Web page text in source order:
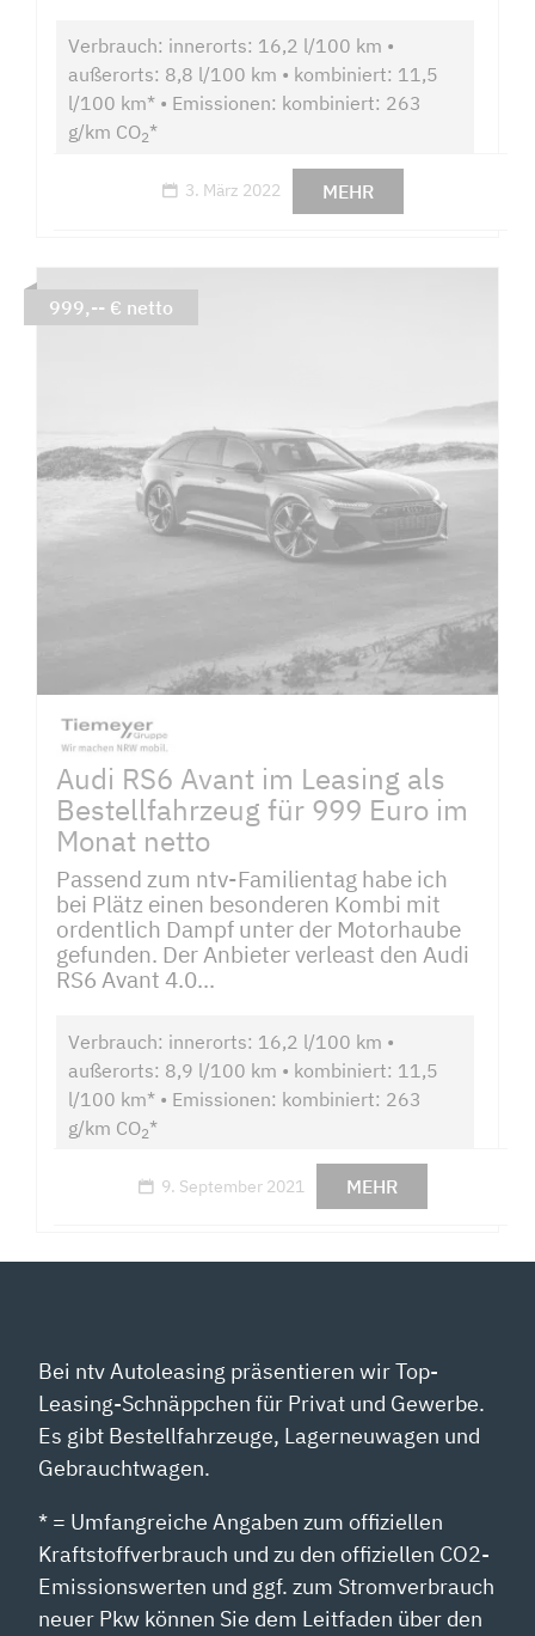
Verbrauch: innerorts: 16,2 l/100 km •
außerorts: 8,8 l/100 km • kombiniert: 11,5
l/100 km* • Emissionen: kombiniert: 263
g/km CO2*
3. März 2022 MEHR
Audi RS6 Avant im Leasing als
Bestellfahrzeug für 999 Euro im
Monat netto
Passend zum ntv-Familientag habe ich
bei Plätz einen besonderen Kombi mit
ordentlich Dampf unter der Motorhaube
gefunden. Der Anbieter verleast den Audi
RS6 Avant 4.0...
Verbrauch: innerorts: 16,2 l/100 km •
außerorts: 8,9 l/100 km • kombiniert: 11,5
l/100 km* • Emissionen: kombiniert: 263
g/km CO2*
9. September 2021 MEHR
999,-- € netto
Bei ntv Autoleasing präsentieren wir Top-
Leasing-Schnäppchen für Privat und Gewerbe.
Es gibt Bestellfahrzeuge, Lagerneuwagen und
Gebrauchtwagen.
* = Umfangreiche Angaben zum offiziellen
Kraftstoffverbrauch und zu den offiziellen CO2-
Emissionswerten und ggf. zum Stromverbrauch
neuer Pkw können Sie dem Leitfaden über den